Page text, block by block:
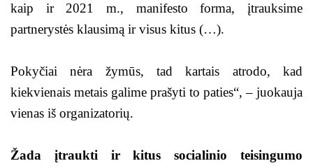
kaip ir 2021 m., manifesto forma, įtrauksime
partnerystės klausimą ir visus kitus (…).
Pokyčiai nėra žymūs, tad kartais atrodo, kad
kiekvienais metais galime prašyti to paties“, – juokauja
vienas iš organizatorių.
Žada įtraukti ir kitus socialinio teisingumo